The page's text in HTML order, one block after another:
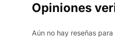
Opiniones
Aún no hay reseñas